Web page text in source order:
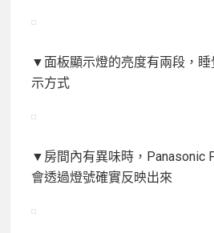
▼面板顯示燈的亮度有兩段，
示方式
▼房間內有異味時，Panasonic
會透過燈號確實反映出來